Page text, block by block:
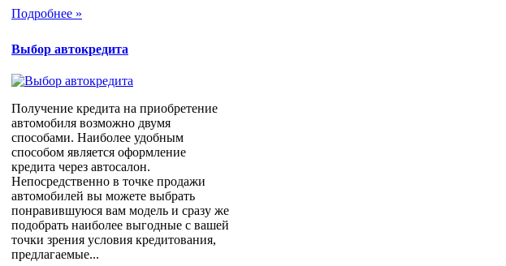
Подробнее »
Выбор автокредита
Получение кредита на приобретение
автомобиля возможно двумя
способами. Наиболее удобным
способом является оформление
кредита через автосалон.
Непосредственно в точке продажи
автомобилей вы можете выбрать
понравившуюся вам модель и сразу же
подобрать наиболее выгодные с вашей
точки зрения условия кредитования,
предлагаемые...